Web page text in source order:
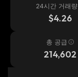
24시간 거래량
$4.26
총 공급
214,602